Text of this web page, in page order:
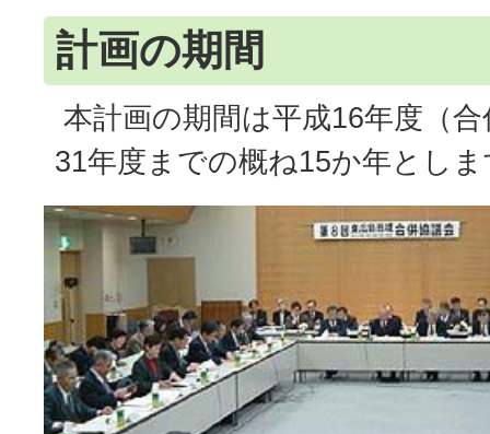
計画の期間
本計画の期間は平成16年度（
31年度までの概ね15か年とし